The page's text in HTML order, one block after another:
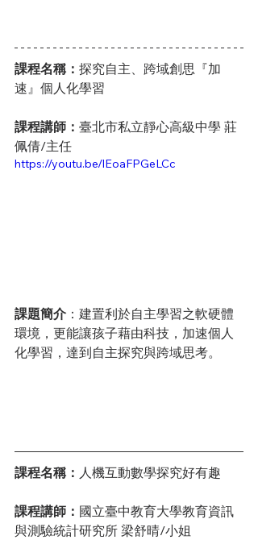
課程名稱： 探究自主、跨域創思『加
速』個人化學習
課程講師： 臺北市私立靜心高級中學 莊
佩倩/主任
https://youtu.be/lEoaFPGeLCc
課題簡介 ：建置利於自主學習之軟硬體
環境，更能讓孩子藉由科技，加速個人
化學習，達到自主探究與跨域思考。
課程名稱： 人機互動數學探究好有趣
課程講師： 國立臺中教育大學教育資訊
與測驗統計研究所 梁舒晴/小姐